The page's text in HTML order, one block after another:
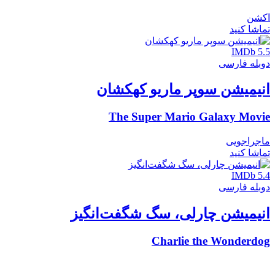
اکشن
تماشا کنید
IMDb 5.5
دوبله فارسی
انیمیشن سوپر ماریو کهکشان
The Super Mario Galaxy Movie
ماجراجویی
تماشا کنید
IMDb 5.4
دوبله فارسی
انیمیشن چارلی، سگ شگفت‌انگیز
Charlie the Wonderdog